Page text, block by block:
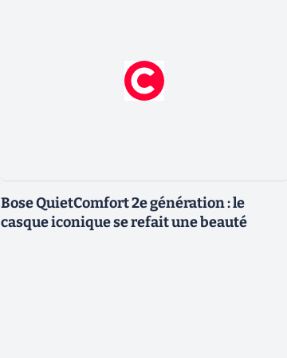
Bose QuietComfort 2e génération : le
casque iconique se refait une beauté